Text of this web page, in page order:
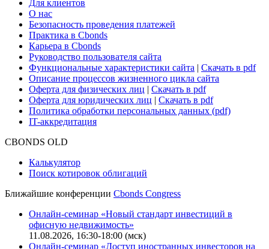
Глоссарий
Поддержка
Для клиентов
О нас
Безопасность проведения платежей
Практика в Cbonds
Карьера в Cbonds
Руководство пользователя сайта
Функциональные характеристики сайта|Скачать в pdf
Описание процессов жизненного цикла сайта
Оферта для физических лиц
Оферта для юридических лиц
IT-аккредитация
Поиск котировок облигаций
Ближайшие конференцииCbonds Congress